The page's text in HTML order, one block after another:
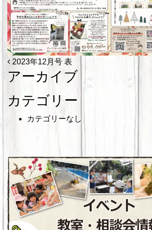
投稿ナビゲーショ
2023年12月号 表
アーカイブ
カテゴリー
カテゴリーなし